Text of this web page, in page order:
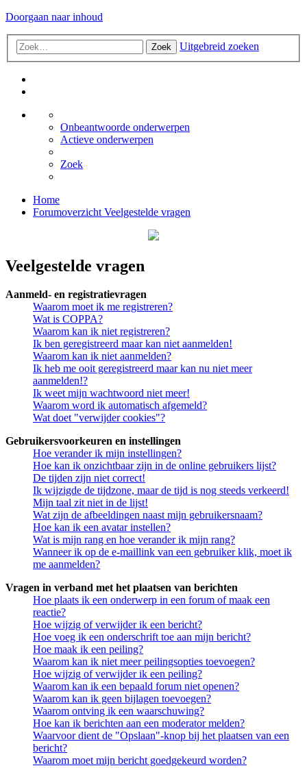
Doorgaan naar inhoud
Zoek Uitgebreid zoeken
Onbeantwoorde onderwerpen
Actieve onderwerpen
Zoek
Home
Forumoverzicht Veelgestelde vragen
Veelgestelde vragen
Aanmeld- en registratievragen
Waarom moet ik me registreren?
Wat is COPPA?
Waarom kan ik niet registreren?
Ik ben geregistreerd maar kan niet aanmelden!
Waarom kan ik niet aanmelden?
Ik heb me ooit geregistreerd maar kan nu niet meer
aanmelden!?
Ik weet mijn wachtwoord niet meer!
Waarom word ik automatisch afgemeld?
Wat doet "verwijder cookies"?
Gebruikersvoorkeuren en instellingen
Hoe verander ik mijn instellingen?
Hoe kan ik onzichtbaar zijn in de online gebruikers lijst?
De tijden zijn niet correct!
Ik wijzigde de tijdzone, maar de tijd is nog steeds verkeerd!
Mijn taal zit niet in de lijst!
Wat zijn de afbeeldingen naast mijn gebruikersnaam?
Hoe kan ik een avatar instellen?
Wat is mijn rang en hoe verander ik mijn rang?
Wanneer ik op de e-maillink van een gebruiker klik, moet ik
me aanmelden?
Vragen in verband met het plaatsen van berichten
Hoe plaats ik een onderwerp in een forum of maak een
reactie?
Hoe wijzig of verwijder ik een bericht?
Hoe voeg ik een onderschrift toe aan mijn bericht?
Hoe maak ik een peiling?
Waarom kan ik niet meer peilingsopties toevoegen?
Hoe wijzig of verwijder ik een peiling?
Waarom kan ik een bepaald forum niet openen?
Waarom kan ik geen bijlagen toevoegen?
Waarom ontving ik een waarschuwing?
Hoe kan ik berichten aan een moderator melden?
Waarvoor dient de "Opslaan"-knop bij het plaatsen van een
bericht?
Waarom moet mijn bericht goedgekeurd worden?